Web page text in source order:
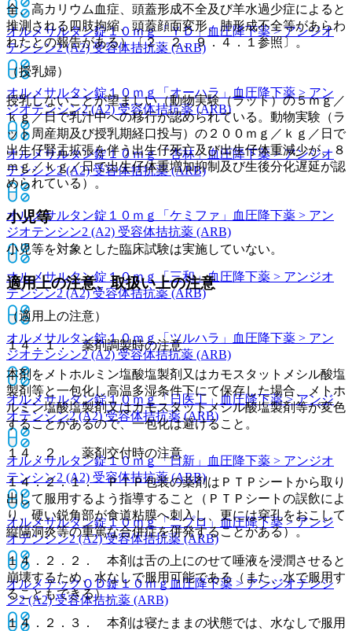
オルメサルタン錠１０ｍｇ「ＹＤ」血圧降下薬 > アンジオ
テンシン2 (A2) 受容体拮抗薬 (ARB)
オルメサルタン錠１０ｍｇ「オーハラ」 血圧降下薬 > アン
ジオテンシン2 (A2) 受容体拮抗薬 (ARB)
オルメサルタン錠１０ｍｇ「杏林」血圧降下薬 > アンジオ
テンシン2 (A2) 受容体拮抗薬 (ARB)
オルメサルタン錠１０ｍｇ「ケミファ」
血圧降下薬 > アン
ジオテンシン2 (A2) 受容体拮抗薬 (ARB)
オルメサルタン錠１０ｍｇ「三和」血圧降下薬 > アンジオ
テンシン2 (A2) 受容体拮抗薬 (ARB)
オルメサルタン錠１０ｍｇ「ツルハラ」
血圧降下薬 > アン
ジオテンシン2 (A2) 受容体拮抗薬 (ARB)
オルメサルタン錠１０ｍｇ「日医工」 血圧降下薬 > アンジ
オテンシン2 (A2) 受容体拮抗薬 (ARB)
オルメサルタン錠１０ｍｇ「日新」
血圧降下薬 > アンジオ
テンシン2 (A2) 受容体拮抗薬 (ARB)
オルメサルタン錠１０ｍｇ「ニプロ」 血圧降下薬 > アンジ
オテンシン2 (A2) 受容体拮抗薬 (ARB)
オルメテックＯＤ錠１０ｍｇ血圧降下薬 > アンジオテンシ
ン2 (A2) 受容体拮抗薬 (ARB)
全、高カリウム血症、頭蓋形成不全及び羊水過少症によると
推測される四肢拘縮、頭蓋顔面変形、肺形成不全等があらわ
れたとの報告がある）〔２．２、９．４．１参照〕。
（授乳婦）
授乳しないことが望ましい（動物実験（ラット）の５ｍｇ／
ｋｇ／日で乳汁中への移行が認められている。動物実験（ラ
ット周産期及び授乳期経口投与）の２００ｍｇ／ｋｇ／日で
出生仔腎盂拡張を伴う出生仔死亡及び出生仔体重減少が、８
ｍｇ／ｋｇ／日で出生仔体重増加抑制及び生後分化遅延が認
められている）。
小児等
小児等を対象とした臨床試験は実施していない。
適用上の注意、取扱い上の注意
（適用上の注意）
１４．１． 薬剤調製時の注意
本剤をメトホルミン塩酸塩製剤又はカモスタットメシル酸塩
製剤等と一包化し高温多湿条件下にて保存した場合、メトホ
ルミン塩酸塩製剤又はカモスタットメシル酸塩製剤等が変色
することがあるので、一包化は避けること。
１４．２． 薬剤交付時の注意
１４．２．１． ＰＴＰ包装の薬剤はＰＴＰシートから取り
出して服用するよう指導すること（ＰＴＰシートの誤飲によ
り、硬い鋭角部が食道粘膜へ刺入し、更には穿孔をおこして
縦隔洞炎等の重篤な合併症を併発することがある）。
１４．２．２． 本剤は舌の上にのせて唾液を浸潤させると
崩壊するため、水なしで服用可能である（また、水で服用す
ることもできる）。
１４．２．３． 本剤は寝たままの状態では、水なしで服用